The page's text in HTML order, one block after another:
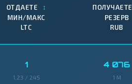
ОТДАЕТЕ ↕
МИН/МАКС
LTC
ПОЛУЧАЕТЕ
РЕЗЕРВ
RUB
1
1,23 / 245
4 076
1 M